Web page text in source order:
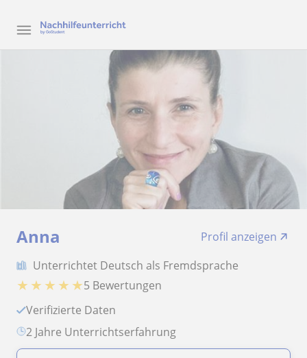
Anna
Profil anzeigen
Unterrichtet Deutsch als Fremdsprache
★ ★ ★ ★ ★5 Bewertungen
Verifizierte Daten
2 Jahre Unterrichtserfahrung